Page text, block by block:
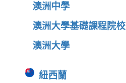
澳洲中學
澳洲大學基礎課程院校
澳洲大學
紐西蘭